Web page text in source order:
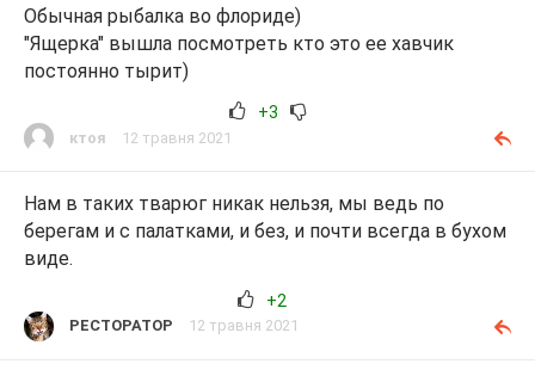
Обычная рыбалка во флориде)
"Ящерка" вышла посмотреть кто это ее хавчик
постоянно тырит)
+3
ктоя 12 травня 2021
Нам в таких тварюг никак нельзя, мы ведь по
берегам и с палатками, и без, и почти всегда в бухом
виде.
+2
PECTOPATOP 12 травня 2021